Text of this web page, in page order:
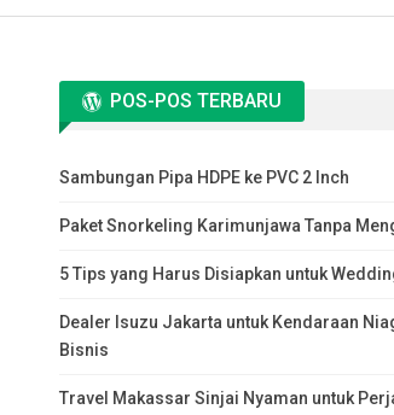
POS-POS TERBARU
Sambungan Pipa HDPE ke PVC 2 Inch
Paket Snorkeling Karimunjawa Tanpa
5 Tips yang Harus Disiapkan untuk
Dealer Isuzu Jakarta untuk Kendaraan
Bisnis
Travel Makassar Sinjai Nyaman untuk